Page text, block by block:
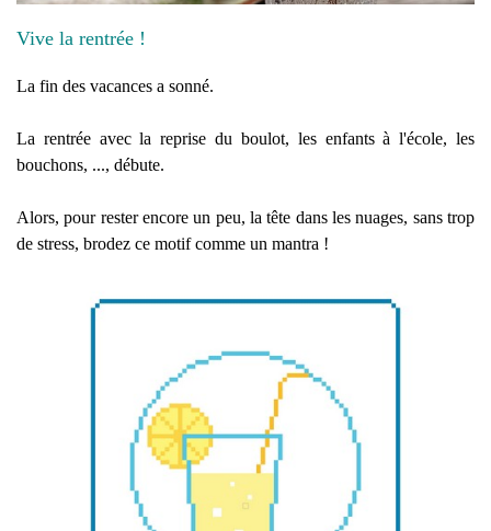
Vive la rentrée !
La fin des vacances a sonné.
La rentrée avec la reprise du boulot, les enfants à l'école, les
bouchons, ..., débute.
Alors, pour rester encore un peu, la tête dans les nuages, sans trop
de stress, brodez ce motif comme un mantra !